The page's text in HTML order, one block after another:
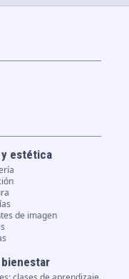
y estética
de imagen
bienestar